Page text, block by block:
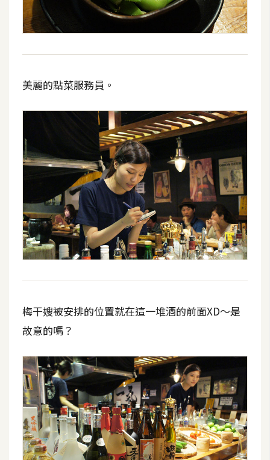
圖
庫
費
型
網
設
W
o
r
P
s
安
裝
與
設
定
外
美麗的點菜服務員。
梅干嫂被安排的位置就在這一堆酒的前面XD～是
故意的嗎？